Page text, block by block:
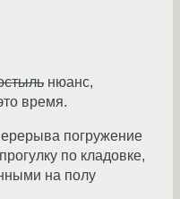
нюанс,
время.
погружение
по кладовке,
на полу